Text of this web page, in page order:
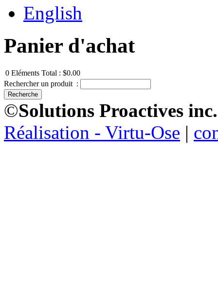
English
Panier d'achat
0 Eléments Total : $0.00
Rechercher un produit :
©Solutions Proactives inc.
Réalisation - Virtu-Ose |